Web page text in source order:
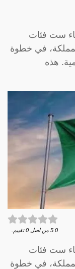
ست فئات
في خطوة
هذه
0
5 من اصل 0 تقييم.
ست فئات
في خطوة